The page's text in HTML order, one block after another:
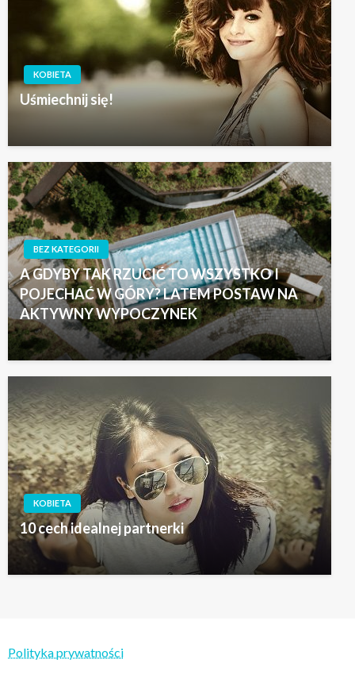
KOBIETA
Uśmiechnij się!
BEZ KATEGORII
A GDYBY TAK RZUCIĆ TO WSZYSTKO I
POJECHAĆ W GÓRY? LATEM POSTAW NA
AKTYWNY WYPOCZYNEK
KOBIETA
10 cech idealnej partnerki
Polityka prywatności